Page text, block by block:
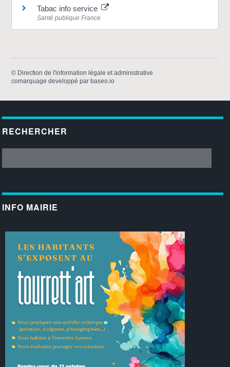
Tabac info service
Santé publique France
© Direction de l'information légale et administrative
comarquage developpé par baseo.io
RECHERCHER
INFO MAIRIE